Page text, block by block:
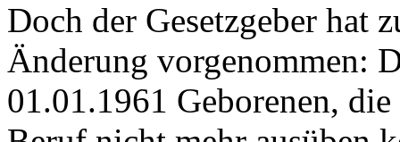
Doch der Gesetzgeber hat
Änderung vorgenommen:
01.01.1961 Geborenen,